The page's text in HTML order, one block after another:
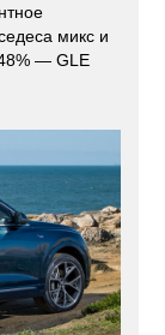
микс и
48% — GLE